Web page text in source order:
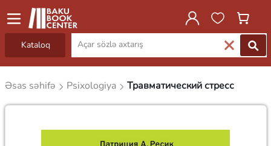
Kataloq
Əsas səhifə Psixologiya Травматический стресс